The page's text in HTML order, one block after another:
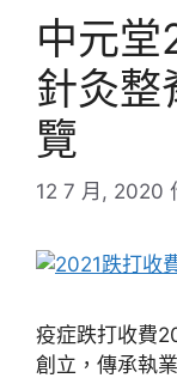
中元
針灸整
覽
12 7 月, 2020
疫症跌打收費
創立，傳承執